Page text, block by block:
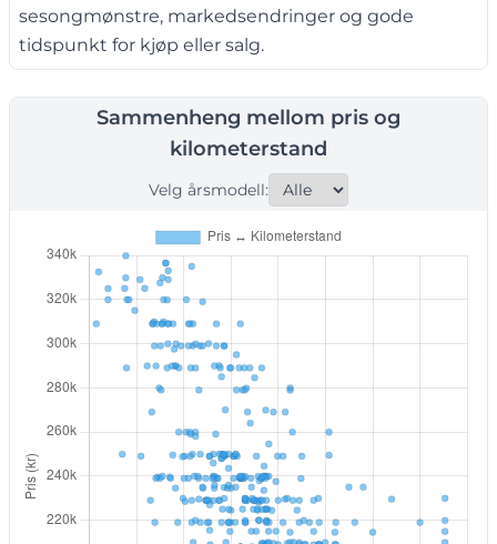
sesongmønstre, markedsendringer og gode
tidspunkt for kjøp eller salg.
Sammenheng mellom pris og
kilometerstand
Velg årsmodell: